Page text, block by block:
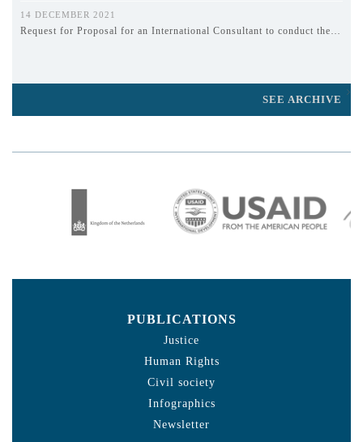
14 DECEMBER 2021
Request for Proposal for an International Consultant to conduct the…
SEE ARCHIVE
PUBLICATIONS
Justice
Human Rights
Civil society
Infographics
Newsletter